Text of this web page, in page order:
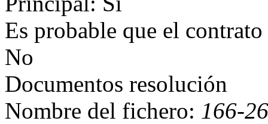
Es probable que el
No
Documentos resolución
Nombre del fichero: 166-